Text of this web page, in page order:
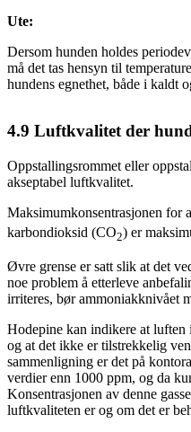
Ute:
Dersom hunden holdes
må det tas hensyn til
hundens egnethet, både i kaldt
4.9 Luftkvalitet der
Oppstallingsrommet eller
akseptabel luftkvalitet.
Maksimumkonsentrasjonen for
karbondioksid (CO2) er
Øvre grense er satt slik at det
noe problem å etterleve
irriteres, bør ammoniakknivået
Hodepine kan indikere at
og at det ikke er tilstrekkelig
sammenligning er det på
verdier enn 1000 ppm, og da
Konsentrasjonen av denne
luftkvaliteten er og om det er